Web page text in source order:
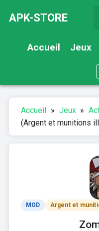
APK-STORE
Accueil Jeux
Accueil » Jeux »
(Argent et munitions
MOD Argent et